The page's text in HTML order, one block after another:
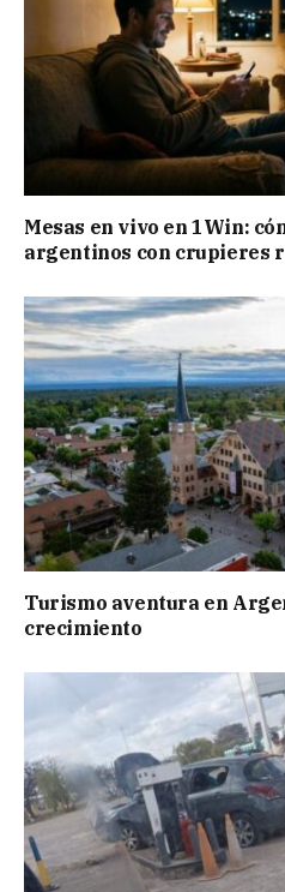
Mesas en vivo en 1Win:
argentinos con crupieres
Turismo aventura en
crecimiento